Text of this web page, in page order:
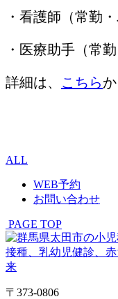
・看護師（常勤・
・医療助手（常勤
詳細は、 こちら
ALL
WEB予約
お問い合わせ
PAGE TOP
〒373-0806